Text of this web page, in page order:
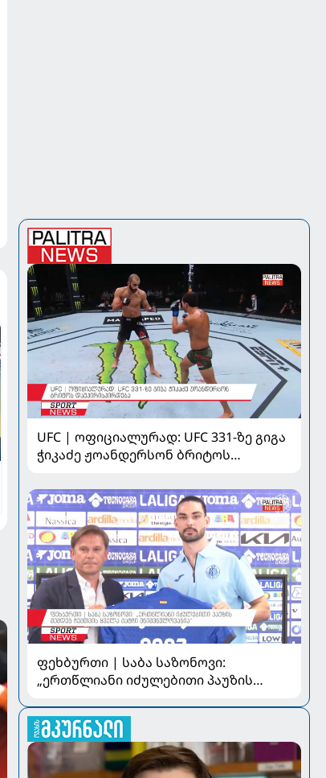
UFC | ოფიციალურად: UFC 331-ზე გიგა
ჭიკაძე ჟოანდერსონ ბრიტოს
ფეხბურთი | საბა საზონოვი:
„ერთწლიანი იძულებითი პაუზის
მნიშვნელოვანია“